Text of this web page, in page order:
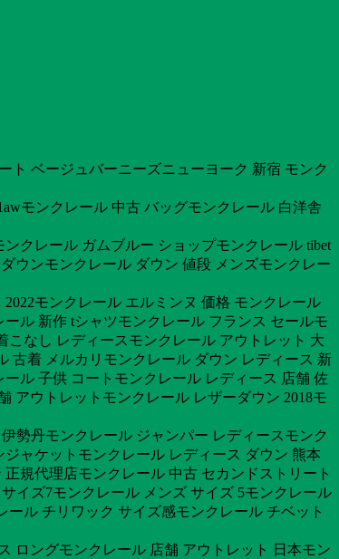
ト ベージュバーニーズニューヨーク 新宿 モンク
モンクレール 中古 バッグモンクレール 白洋舎
クレール ガムブルー ショップモンクレール tibet
ウンモンクレール ダウン 値段 メンズモンクレー
モンクレール エルミンヌ 価格 モンクレール
ル 新作 tシャツモンクレール フランス セールモ
なし レディースモンクレール アウトレット 大
古着 メルカリモンクレール ダウン レディース 新
ル 子供 コートモンクレール レディース 店舗 佐
アウトレットモンクレール レザーダウン 2018モ
勢丹モンクレール ジャンパー レディースモンク
ャケットモンクレール レディース ダウン 熊本
規代理店モンクレール 中古 セカンドストリート
イズ7モンクレール メンズ サイズ 5モンクレール
ル チリワック サイズ感モンクレール チベット
ロングモンクレール 店舗 アウトレット 日本モン